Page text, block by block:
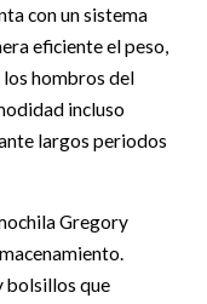
con un sistema
eficiente el peso,
los hombros del
incluso
largos periodos
Gregory
bolsillos que